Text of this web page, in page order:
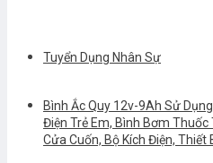
Tuyển Dụng Nhân Sự
Bình Ắc Quy 12v-9Ah Sử
Điện Trẻ Em, Bình Bơm Thuốc
Cửa Cuốn, Bộ Kích Điện, Thiết